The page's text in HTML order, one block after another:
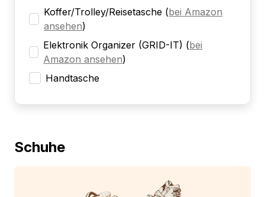
Koffer/Trolley/Reisetasche (bei Amazon
ansehen)
Elektronik Organizer (GRID-IT) (bei
Amazon ansehen)
Handtasche
Schuhe